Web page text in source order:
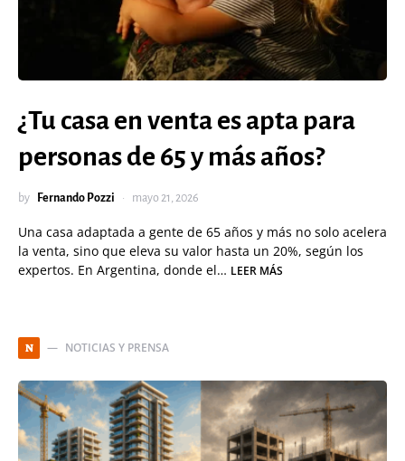
¿Tu casa en venta es apta para
personas de 65 y más años?
by Fernando Pozzi mayo 21, 2026
Una casa adaptada a gente de 65 años y más no solo acelera
la venta, sino que eleva su valor hasta un 20%, según los
expertos. En Argentina, donde el… LEER MÁS
N NOTICIAS Y PRENSA